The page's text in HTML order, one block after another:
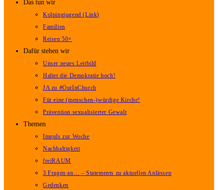
Das tun wir
Kolpingjugend (Link)
Familien
Reisen 50+
Dafür stehen wir
Unser neues Leitbild
Haltet die Demokratie hoch!
JA zu #OutInChurch
Für eine (menschen-)würdige Kirche!
Prävention sexualisierter Gewalt
Themen
Impuls zur Woche
Nachhaltigkeit
freiRAUM
3 Fragen an… – Statements zu aktuellen Anlässen
Gedenken